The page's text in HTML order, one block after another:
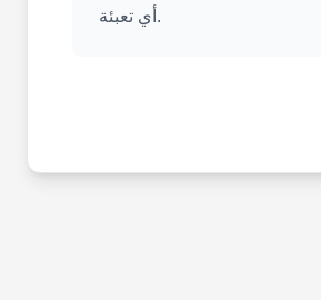
أي تعبئة.